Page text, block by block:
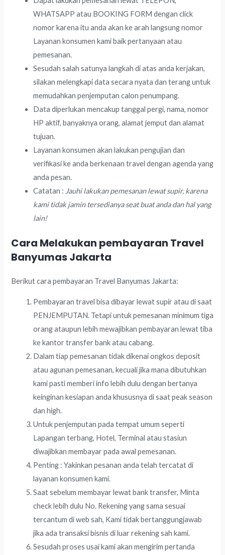
WHATSAPP atau BOOKING FORM dengan click
nomor karena itu anda akan ke arah langsung nomor
Layanan konsumen kami baik pertanyaan atau
pemesanan.
Sesudah salah satunya langkah di atas anda kerjakan,
silakan melengkapi data secara nyata dan terang untuk
memudahkan penjemputan calon penumpang.
Data diperlukan mencakup tanggal pergi, nama, nomor
HP aktif, banyaknya orang, alamat jemput dan alamat
tujuan.
Layanan konsumen akan lakukan pengujian dan
verifikasi ke anda berkenaan travel dengan agenda yang
anda pesan.
Catatan : Jauhi lakukan pemesanan lewat supir, karena
kami tidak jamin tersedianya seat buat anda dan hal yang
lain!
Cara Melakukan pembayaran Travel
Banyumas Jakarta
Berikut cara pembayaran Travel Banyumas Jakarta:
Pembayaran travel bisa dibayar lewat supir atau di saat
PENJEMPUTAN. Tetapi untuk pemesanan minimum tiga
orang ataupun lebih mewajibkan pembayaran lewat tiba
ke kantor transfer bank atau cabang.
Dalam tiap pemesanan tidak dikenai ongkos deposit
atau agunan pemesanan, kecuali jika mana dibutuhkan
kami pasti memberi info lebih dulu dengan bertanya
keinginan kesiapan anda khususnya di saat peak season
dan high.
Untuk penjemputan pada tempat umum seperti
Lapangan terbang, Hotel, Terminal atau stasiun
diwajibkan membayar pada awal pemesanan.
Penting : Yakinkan pesanan anda telah tercatat di
layanan konsumen kami.
Saat sebelum membayar lewat bank transfer, Minta
check lebih dulu No. Rekening yang sama sesuai
tercantum di web sah, Kami tidak bertanggungjawab
jika ada transaksi bisnis di luar rekening sah kami.
Sesudah proses usai kami akan mengirim pertanda